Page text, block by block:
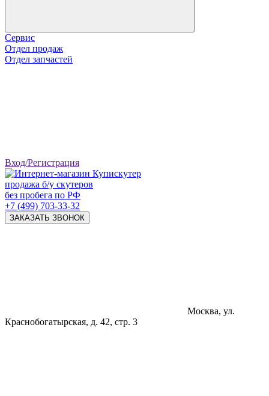
Сервис
Отдел продаж
Отдел запчастей
Вход/Регистрация
продажа б/у скутеров
без пробега по РФ
+7 (499) 703-33-32
ЗАКАЗАТЬ ЗВОНОК
Москва, ул.
Краснобогатырская, д. 42, стр. 3